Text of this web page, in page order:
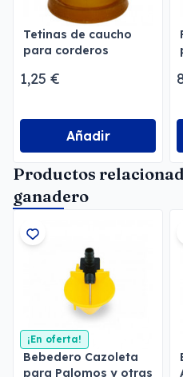
Tetinas de caucho
para corderos
1,25 €
Añadir
Productos
ganadero
¡En oferta!
Bebedero Cazoleta
para Palomos y otras